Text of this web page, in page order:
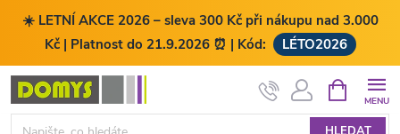
☀️ LETNÍ AKCE 2026 – sleva 300 Kč při nákupu nad 3.000
Kč | Platnost do 21.9.2026 ⏰ | Kód:
LÉTO2026
Přejít
obsah
NÁKUPNÍ
KOŠÍK